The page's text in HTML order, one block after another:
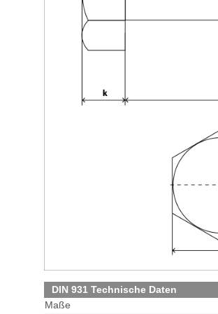
DIN 931 Technische Daten
Maße